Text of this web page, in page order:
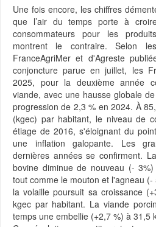
Une fois encore, les chiffres
que l’air du temps porte à
consommateurs pour les
montrent le contraire. Selon
FranceAgriMer et d'Agreste
conjoncture parue en juillet, les
2025, pour la deuxième année
viande, avec une hausse globale
progression de 2,3 % en 2024. À
(kgec) par habitant, le niveau de
étiage de 2016, s'éloignant du
une inflation galopante. Les
dernières années se confirment.
bovine diminue de nouveau (-
tout comme le mouton et l'agneau
la volaille poursuit sa croissance
kgec par habitant. La viande
temps une embellie (+2,7 %) à 31,5